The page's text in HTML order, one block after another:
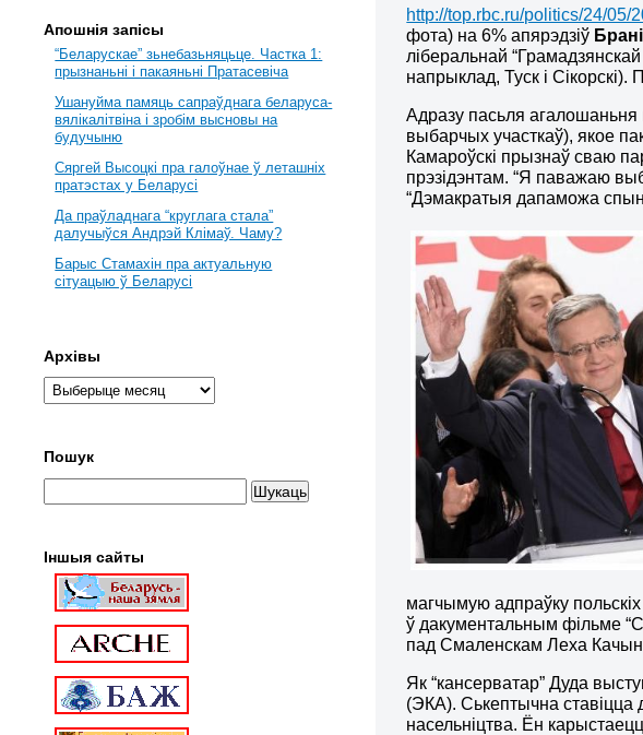
http://top.rbc.ru/politics/24/
фота) на 6% апярэдзіў
ліберальнай
напрыклад, Туск і
Адразу пасьля агалошаньня
выбарчых участкаў), якое
Камароўскі прызнаў сваю
прэзідэнтам. “Я паважаю
“Дэмакратыя дапаможа
магчымую адпраўку
ў дакументальным фільме
пад Смаленскам Леха
Як “кансерватар” Дуда
(ЭКА). Ськептычна ставіцца
насельніцтва. Ён
Апошнія запісы
“Беларускае” зьнебазьняцьце. Частка 1:
прызнаньні і пакаяньні Пратасевіча
Ушануйма памяць сапраўднага беларуса-
вялікалітвіна і зробім высновы на
будучыню
Сяргей Высоцкі пра галоўнае ў леташніх
пратэстах у Беларусі
Да праўладнага “круглага стала”
далучыўся Андрэй Клімаў. Чаму?
Барыс Стамахін пра актуальную
сітуацыю ў Беларусі
Архівы
Пошук
Іншыя сайты